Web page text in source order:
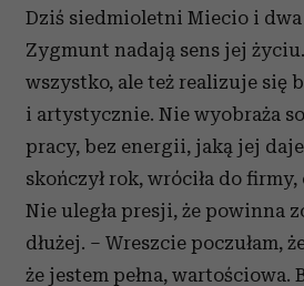
Dziś siedmioletni Miecio i dwa
Zygmunt nadają sens jej
wszystko, ale też realizuje się
i artystycznie. Nie wyobraża
pracy, bez energii, jaką jej
skończył rok, wróciła do firmy,
Nie uległa presji, że powinna
dłużej. – Wreszcie poczułam,
że jestem pełna, wartościowa.